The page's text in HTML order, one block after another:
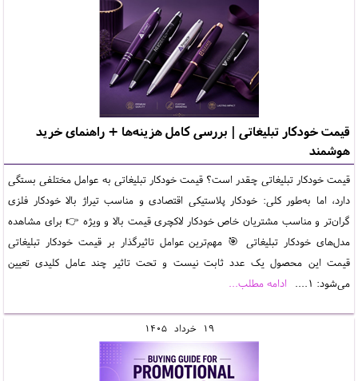
قیمت خودکار تبلیغاتی | بررسی کامل هزینه‌ها + راهنمای خرید
هوشمند
قیمت خودکار تبلیغاتی چقدر است؟ قیمت خودکار تبلیغاتی به عوامل مختلفی بستگی
دارد، اما به‌طور کلی: خودکار پلاستیکی اقتصادی و مناسب تیراژ بالا خودکار فلزی
گران‌تر و مناسب مشتریان خاص خودکار لاکچری قیمت بالا و ویژه 👉 برای مشاهده
مدل‌های خودکار تبلیغاتی 🎯 مهم‌ترین عوامل تاثیرگذار بر قیمت خودکار تبلیغاتی
قیمت این محصول یک عدد ثابت نیست و تحت تاثیر چند عامل کلیدی تعیین
می‌شود: 1....
ادامه مطلب...
19 خرداد 1405